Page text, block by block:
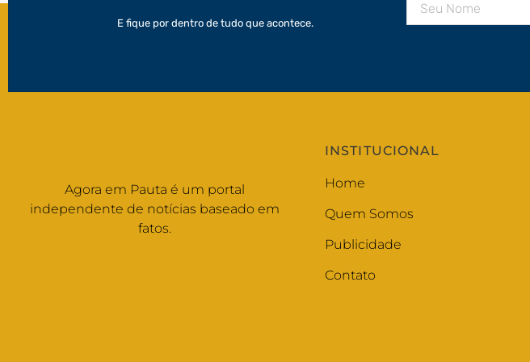
E fique por dentro de tudo que acontece.
Agora em Pauta é um portal
independente de notícias baseado em
fatos.
INSTITUCIONAL
Home
Quem Somos
Publicidade
Contato